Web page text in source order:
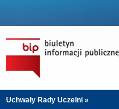
Uchwały Rady Uczelni »